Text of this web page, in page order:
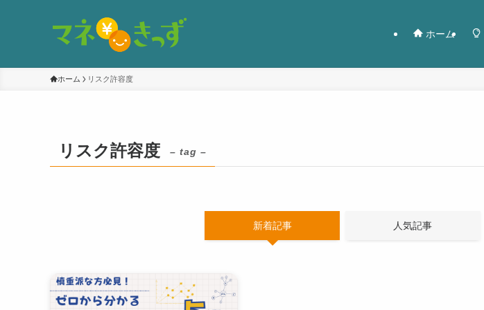
ホーム
ホーム リスク許容度
リスク許容度 – tag –
新着記事 人気記事